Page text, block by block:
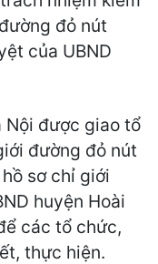
đỏ nút
của UBND
Nội được giao tổ
đường đỏ nút
sơ chỉ giới
huyện Hoài
các tổ chức,
thực hiện.